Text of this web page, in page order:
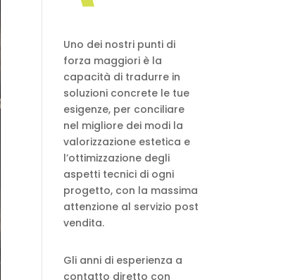
Uno dei nostri punti di
forza maggiori è la
capacità di tradurre in
soluzioni concrete le tue
esigenze, per conciliare
nel migliore dei modi la
valorizzazione estetica e
l’ottimizzazione degli
aspetti tecnici di ogni
progetto, con la massima
attenzione al servizio post
vendita.
Gli anni di esperienza a
contatto diretto con